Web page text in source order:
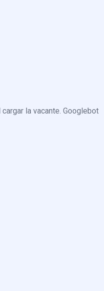
la vacante. Googlebot